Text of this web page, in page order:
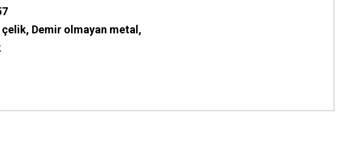
çelik, Demir olmayan metal,